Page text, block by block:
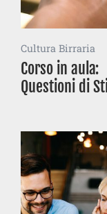
Cultura Birraria
Corso in aula:
Questioni di